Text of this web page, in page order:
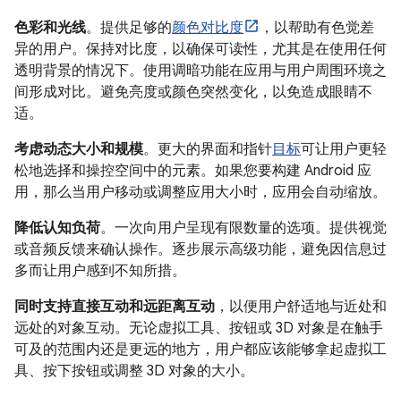
色彩和光线。提供足够的颜色对比度
，以帮助有色觉差
异的用户。保持对比度，以确保可读性，尤其是在使用任何
透明背景的情况下。使用调暗功能在应用与用户周围环境之
间形成对比。避免亮度或颜色突然变化，以免造成眼睛不
适。
考虑动态大小和规模。更大的界面和指针目标可让用户更轻
松地选择和操控空间中的元素。如果您要构建 Android 应
用，那么当用户移动或调整应用大小时，应用会自动缩放。
降低认知负荷。一次向用户呈现有限数量的选项。提供视觉
或音频反馈来确认操作。逐步展示高级功能，避免因信息过
多而让用户感到不知所措。
同时支持直接互动和远距离互动 ，以便用户舒适地与近处和
远处的对象互动。无论虚拟工具、按钮或 3D 对象是在触手
可及的范围内还是更远的地方，用户都应该能够拿起虚拟工
具、按下按钮或调整 3D 对象的大小。